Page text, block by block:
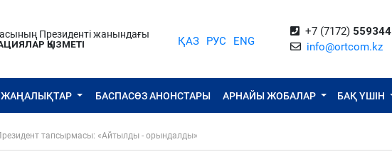
Президенті жанындағы
ҚЫЗМЕТІ
ҚАЗ РУС ENG
+7 (7172) 559344
info@ortcom.kz
ЖАҢАЛЫҚТАР БАСПАСӨЗ АНОНСТАРЫ АРНАЙЫ ЖОБАЛАР БАҚ ҮШІН
тапсырмасы: «Айтылды - орындалды»